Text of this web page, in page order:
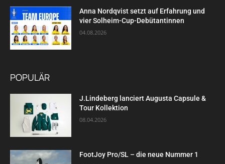
Anna Nordqvist setzt auf Erfahrung und
vier Solheim-Cup-Debütantinnen
04.08.2026
POPULÄR
J.Lindeberg lanciert Augusta Capsule &
Tour Kollektion
08.04.2026
FootJoy Pro/SL – die neue Nummer 1